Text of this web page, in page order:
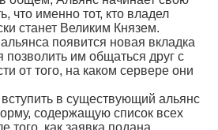
что именно тот, кто владел
станет Великим Князем.
появится новая вкладка
позволить им общаться друг с
от того, на каком сервере они
в существующий альянс
содержащую список всех
того, как заявка подана,